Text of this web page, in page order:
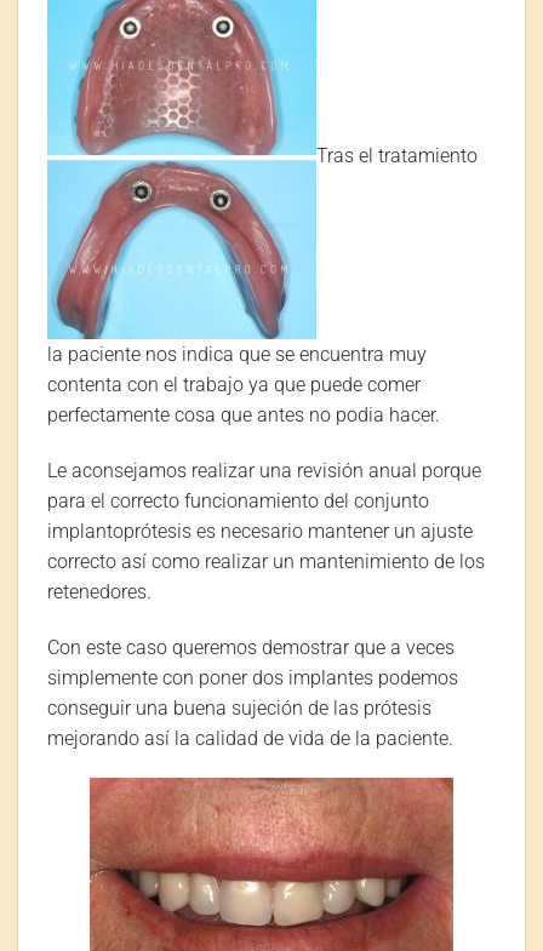
Tras el tratamiento
la paciente nos indica que se encuentra muy
contenta con el trabajo ya que puede comer
perfectamente cosa que antes no podia hacer.
Le aconsejamos realizar una revisión anual porque
para el correcto funcionamiento del conjunto
implantoprótesis es necesario mantener un ajuste
correcto así como realizar un mantenimiento de los
retenedores.
Con este caso queremos demostrar que a veces
simplemente con poner dos implantes podemos
conseguir una buena sujeción de las prótesis
mejorando así la calidad de vida de la paciente.